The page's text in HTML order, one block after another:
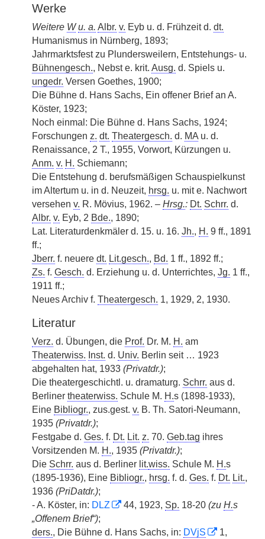
Werke
Weitere W u. a. Albr. v. Eyb u. d. Frühzeit d. dt.
Humanismus in Nürnberg, 1893;
Jahrmarktsfest zu Plundersweilern, Entstehungs- u.
Bühnengesch., Nebst e. krit. Ausg. d. Spiels u.
ungedr. Versen Goethes, 1900;
Die Bühne d. Hans Sachs, Ein offener Brief an A.
Köster, 1923;
Noch einmal: Die Bühne d. Hans Sachs, 1924;
Forschungen z. dt. Theatergesch. d. MA u. d.
Renaissance, 2 T., 1955, Vorwort, Kürzungen u.
Anm. v. H. Schiemann;
Die Entstehung d. berufsmäßigen Schauspielkunst
im Altertum u. in d. Neuzeit, hrsg. u. mit e. Nachwort
versehen v. R. Mövius, 1962. – Hrsg.: Dt. Schrr. d.
Albr. v. Eyb, 2 Bde., 1890;
Lat. Literaturdenkmäler d. 15. u. 16. Jh., H. 9 ff., 1891
ff.;
Jberr. f. neuere dt. Lit.gesch., Bd. 1 ff., 1892 ff.;
Zs. f. Gesch. d. Erziehung u. d. Unterrichtes, Jg. 1 ff.,
1911 ff.;
Neues Archiv f. Theatergesch. 1, 1929, 2, 1930.
Literatur
Verz. d. Übungen, die Prof. Dr. M. H. am
Theaterwiss. Inst. d. Univ. Berlin seit … 1923
abgehalten hat, 1933 (Privatdr.);
Die theatergeschichtl. u. dramaturg. Schrr. aus d.
Berliner theaterwiss. Schule M. H.s (1898-1933),
Eine Bibliogr., zus.gest. v. B. Th. Satori-Neumann,
1935 (Privatdr.);
Festgabe d. Ges. f. Dt. Lit. z. 70. Geb.tag ihres
Vorsitzenden M. H., 1935 (Privatdr.);
Die Schrr. aus d. Berliner lit.wiss. Schule M. H.s
(1895-1936), Eine Bibliogr., hrsg. f. d. Ges. f. Dt. Lit.,
1936 (PriDatdr.);
- A. Köster, in: DLZ 44, 1923, Sp. 18-20 (zu H.s
„Offenem Brief“);
ders., Die Bühne d. Hans Sachs, in: DVjS
1,